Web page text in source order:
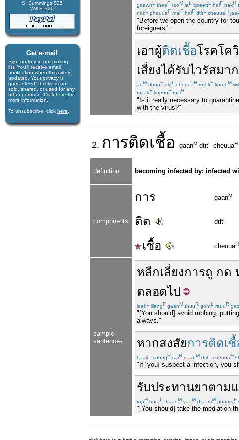
S. Cummings $25
Will F. $20
Get e-mail
Sign-up to join our mail­ing
list. You'll receive e­mail
notification when this site is
updated. Your privacy is
guaran­teed; this list is not
sold, shared, or used for any
other purpose. Click here for
more infor­mation.
To unsubscribe, click here
gaawnL theeF raoM jaL bpeertL haiF nakH
nakL pheuuaF maiF haiF dtitL cheuuaH jaak
"Before we open the country for
foreigners."
เอาผู้ติดเชื้อโรคโค
เสี่ยงได้รับไวรัสมา
aoM phuuF dtitL cheuuaH ro:hkF kho:hM wit
maakF kheunF maiH
"Is it really necessary to
with the virus?"
2. การติดเชื้อ gaanM dtitL cheuuaH
definition becoming infected by; infected
components
การ gaanM
ติด dtitL
เชื้อ cheuuaH
sample
sentences
หลีกเลี่ยงการถู กด
ตลอดไป
leekL liiangF gaanM thuuR gohtL reuuR gao
"[You should] avoid rubbing,
always."
หากสงสัยการติดเชื้
haakL sohngR saiR gaanM dtitL cheuuaH
"If [you] suspect a infection, you
รับประทานยาตาม
rapH bpraL thaanM yaaM dtaamM phaaetF
"[You should] take the mediation